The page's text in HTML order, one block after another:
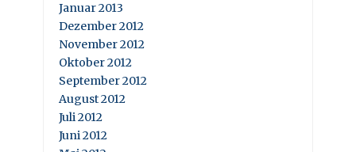
Januar 2013
Dezember 2012
November 2012
Oktober 2012
September 2012
August 2012
Juli 2012
Juni 2012